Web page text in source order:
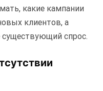
какие кампании
клиентов, а
существующий спрос.